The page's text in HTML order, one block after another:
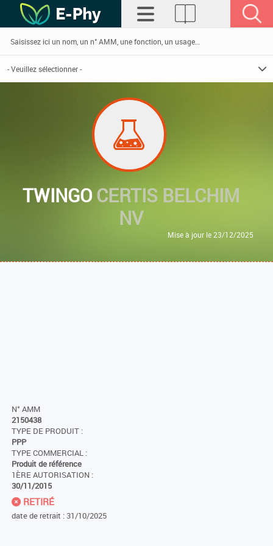
TWINGOCERTIS BELCHIM
NV
Mise à jour le 23/12/2025
N° AMM
2150438
TYPE DE PRODUIT :
PPP
TYPE COMMERCIAL :
Produit de référence
1ÈRE AUTORISATION :
30/11/2015
RETIRÉ
date de retrait : 31/10/2025